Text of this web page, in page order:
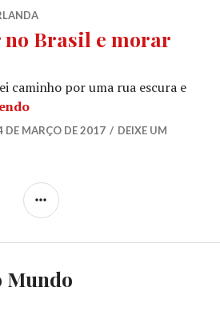
no Brasil e morar
caminho por uma rua escura e
Sobre nascer no Brasil e
DE MARÇO DE 2017
DEIXE UM
LATERAL
Mundo